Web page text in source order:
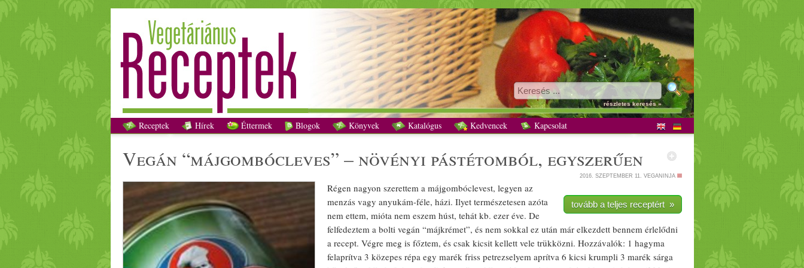
Vegán “májgombócleves” – növényi pástétomból, egyszerűen recept vegetáriánus
részletes keresés »
Receptek Hírek Éttermek Blogok Könyvek Katalógus Kedvencek Kapcsolat
vegán “májgombócleves” – növényi pástétomból, egyszerűen
2016. SZEPTEMBER 11. VEGANINJA
tovább a teljes receptért »
Régen nagyon szerettem a májgombóclevest, legyen az
menzás vagy anyukám-féle, házi. Ilyet természetesen azóta
nem ettem, mióta nem eszem húst, tehát kb. ezer éve. De
felfedeztem a bolti vegán “májkrémet”, és nem sokkal ez után már elkezdett bennem érlelődni
a recept. Végre meg is főztem, és csak kicsit kellett vele trükközni. Hozzávalók: 1 hagyma
felaprítva 3 közepes répaegy marék friss petrezselyemaprítva 6 kicsi krumpli3 marék sárga